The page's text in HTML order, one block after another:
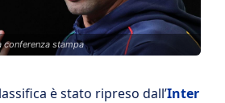
conferenza stampa
è stato ripreso dall’Inter